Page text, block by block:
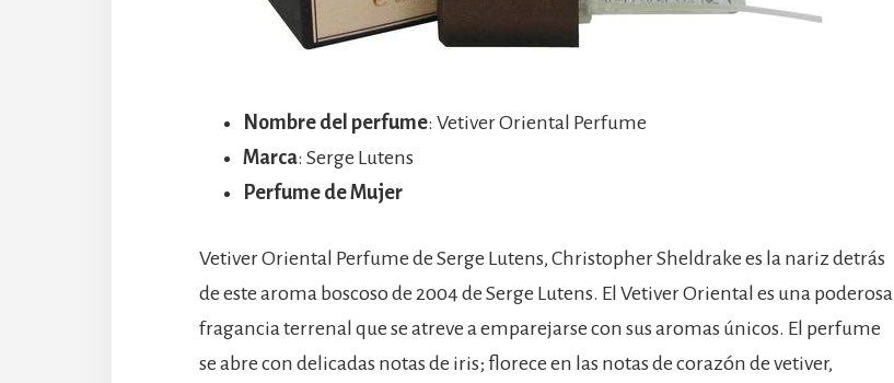
Nombre del perfume: Vetiver Oriental Perfume
Marca: Serge Lutens
Perfume de Mujer
Vetiver Oriental Perfume de Serge Lutens, Christopher Sheldrake es la nariz detrás
de este aroma boscoso de 2004 de Serge Lutens. El Vetiver Oriental es una poderosa
fragancia terrenal que se atreve a emparejarse con sus aromas únicos. El perfume
se abre con delicadas notas de iris; florece en las notas de corazón de vetiver,